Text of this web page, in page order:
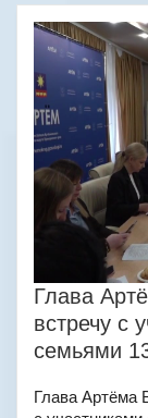
Глава
встречу с
семьями
Глава Артёма